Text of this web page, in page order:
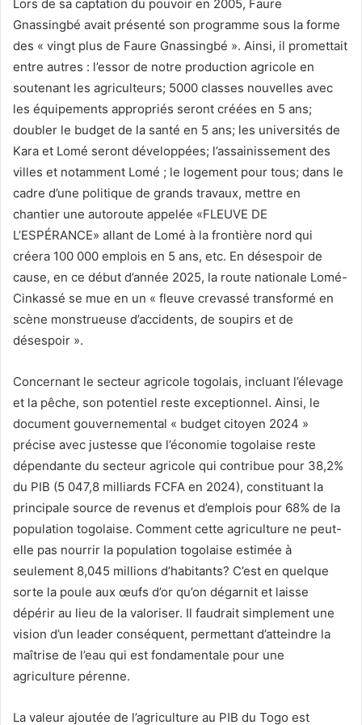
Lors de sa captation du pouvoir en 2005, Faure
Gnassingbé avait présenté son programme sous la forme
des « vingt plus de Faure Gnassingbé ». Ainsi, il promettait
entre autres : l’essor de notre production agricole en
soutenant les agriculteurs; 5000 classes nouvelles avec
les équipements appropriés seront créées en 5 ans;
doubler le budget de la santé en 5 ans; les universités de
Kara et Lomé seront développées; l’assainissement des
villes et notamment Lomé ; le logement pour tous; dans le
cadre d’une politique de grands travaux, mettre en
chantier une autoroute appelée «FLEUVE DE
L’ESPÉRANCE» allant de Lomé à la frontière nord qui
créera 100 000 emplois en 5 ans, etc. En désespoir de
cause, en ce début d’année 2025, la route nationale Lomé-
Cinkassé se mue en un « fleuve crevassé transformé en
scène monstrueuse d’accidents, de soupirs et de
désespoir ».
Concernant le secteur agricole togolais, incluant l’élevage
et la pêche, son potentiel reste exceptionnel. Ainsi, le
document gouvernemental « budget citoyen 2024 »
précise avec justesse que l’économie togolaise reste
dépendante du secteur agricole qui contribue pour 38,2%
du PIB (5 047,8 milliards FCFA en 2024), constituant la
principale source de revenus et d’emplois pour 68% de la
population togolaise. Comment cette agriculture ne peut-
elle pas nourrir la population togolaise estimée à
seulement 8,045 millions d’habitants? C’est en quelque
sorte la poule aux œufs d’or qu’on dégarnit et laisse
dépérir au lieu de la valoriser. Il faudrait simplement une
vision d’un leader conséquent, permettant d’atteindre la
maîtrise de l’eau qui est fondamentale pour une
agriculture pérenne.
La valeur ajoutée de l’agriculture au PIB du Togo est